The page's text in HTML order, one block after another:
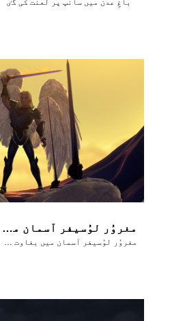
مغروُر لوُسیفر آسمان میں بغاوت شُروع کرتا ہے